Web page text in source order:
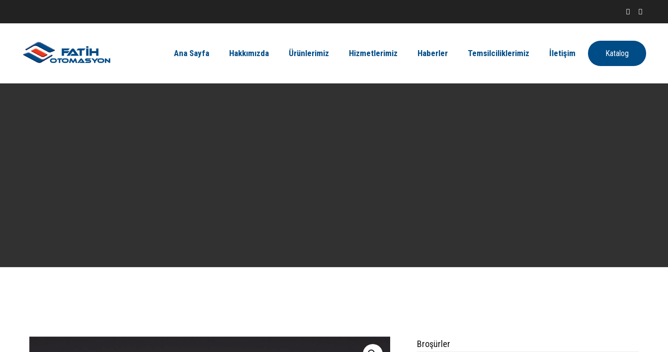
Ana Sayfa Hakkımızda Ürünlerimiz Hizmetlerimiz Haberler Temsilciliklerimiz İletişim Katalog
Broşürler